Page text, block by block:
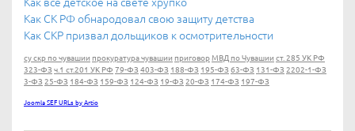
Как СК РФ обнародовал свою защиту детства
Как СКР призвал дольщиков к осмотрительности
су скр по чувашии прокуратура чувашии приговорМВД по Чувашии ст. 285 УК РФ
323-ФЗ ч.1 ст.201 УК РФ 79-ФЗ 403-ФЗ 188-ФЗ 195-ФЗ 63-ФЗ 131-ФЗ 2202-1-ФЗ
3-ФЗ 25-ФЗ 184-ФЗ 159-ФЗ 124-ФЗ 19-ФЗ 20-ФЗ 174-ФЗ 197-ФЗ
Joomla SEF URLs by Artio